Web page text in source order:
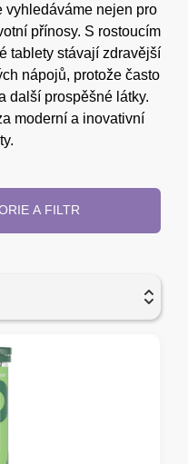
vyhledáváme nejen pro
přínosy. S rostoucím
tablety stávají zdravější
nápojů, protože často
další prospěšné látky.
moderní a inovativní
A FILTR